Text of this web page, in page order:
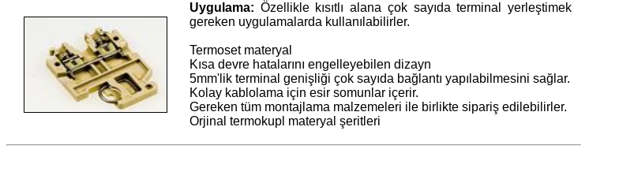
Uygulama: Özellikle kısıtlı alana çok sayıda terminal yerleştimek
gereken uygulamalarda kullanılabilirler.
Termoset materyal
Kısa devre hatalarını engelleyebilen dizayn
5mm'lik terminal genişliği çok sayıda bağlantı yapılabilmesini sağlar.
Kolay kablolama için esir somunlar içerir.
Gereken tüm montajlama malzemeleri ile birlikte sipariş edilebilirler.
Orjinal termokupl materyal şeritleri